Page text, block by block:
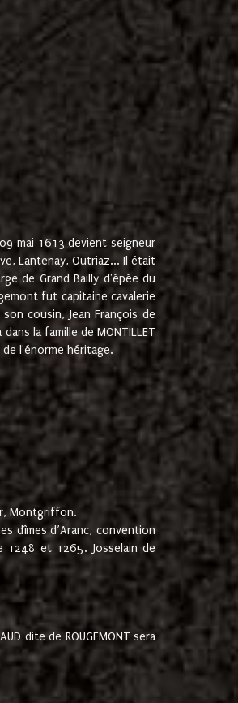
mai 1613 devient seigneur
Lantenay, Outriaz... Il était
de Grand Bailly d'épée du
fut capitaine cavalerie
cousin, Jean François de
la famille de MONTILLET
de l'énorme héritage.
Montgriffon.
dîmes d’Aranc, convention
1248 et 1265. Josselain de
dite de ROUGEMONT sera